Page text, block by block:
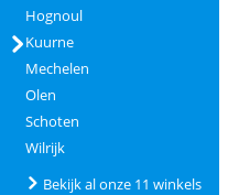
Hognoul
Kuurne
Mechelen
Olen
Schoten
Wilrijk
Bekijk al onze 11 winkels